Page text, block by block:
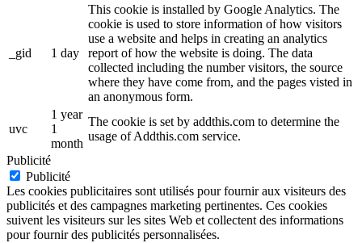
_gid 1 day
This cookie is installed by Google Analytics. The
cookie is used to store information of how visitors
use a website and helps in creating an analytics
report of how the website is doing. The data
collected including the number visitors, the source
where they have come from, and the pages visted in
an anonymous form.
uvc
1 year
1
month
The cookie is set by addthis.com to determine the
usage of Addthis.com service.
Publicité
Publicité
Les cookies publicitaires sont utilisés pour fournir aux visiteurs des
publicités et des campagnes marketing pertinentes. Ces cookies
suivent les visiteurs sur les sites Web et collectent des informations
pour fournir des publicités personnalisées.